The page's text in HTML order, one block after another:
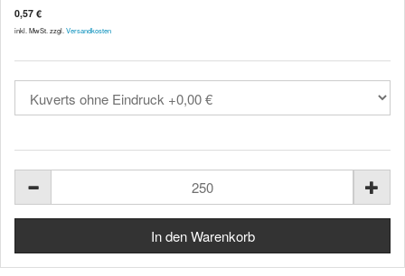
0,57 €
inkl. MwSt. zzgl. Versandkosten